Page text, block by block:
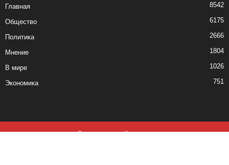
Главная 8542
Общество 6175
Политика 2666
Мнение 1804
В мире 1026
Экономика 751
Все новости
Контакты